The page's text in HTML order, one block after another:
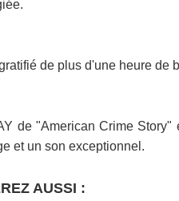
de plus d'une heure de
de "American Crime
et un son exceptionnel.
AUSSI :